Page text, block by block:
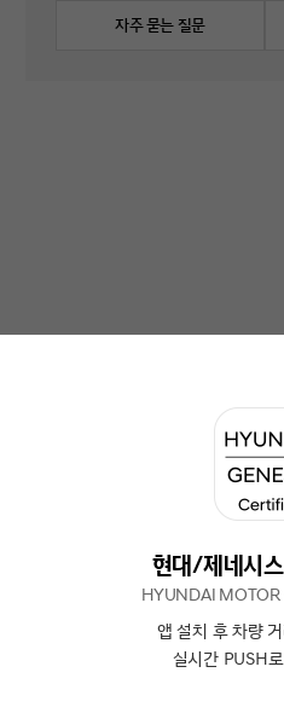
자주 묻는 질문
현대/제네시
HYUNDAI
앱 설치 후 차량
실시간 PUSH